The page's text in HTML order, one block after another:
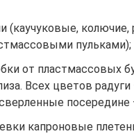
(каучуковые,
пульками);
от пластмассовых
Всех цветов
посередине
капроновые